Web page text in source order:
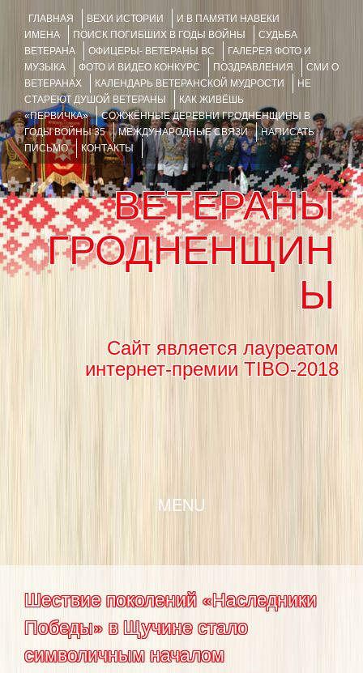
ГЛАВНАЯ ВЕХИ ИСТОРИИ
И В ПАМЯТИ НАВЕКИ
ИМЕНА
ПОИСК ПОГИБШИХ В ГОДЫ ВОЙНЫ
СУДЬБА
ВЕТЕРАНА
ОФИЦЕРЫ- ВЕТЕРАНЫ ВС
ГАЛЕРЕЯ ФОТО И
МУЗЫКА
ФОТО И ВИДЕО КОНКУРС ПОЗДРАВЛЕНИЯ
СМИ О
ВЕТЕРАНАХ
КАЛЕНДАРЬ ВЕТЕРАНСКОЙ МУДРОСТИ
НЕ
СТАРЕЮТ ДУШОЙ ВЕТЕРАНЫ
КАК ЖИВЁШЬ
«ПЕРВИЧКА»
СОЖЖЁННЫЕ ДЕРЕВНИ ГРОДНЕНЩИНЫ В
ГОДЫ ВОЙНЫ 35
МЕЖДУНАРОДНЫЕ СВЯЗИ
НАПИСАТЬ
ПИСЬМО
КОНТАКТЫ
ВЕТЕРАНЫ
ГРОДНЕНЩИН
Ы
Сайт является лауреатом
интернет-премии TIBO-2018
MENU
Шествие поколений «Наследники
Победы» в Щучине стало
символичным началом